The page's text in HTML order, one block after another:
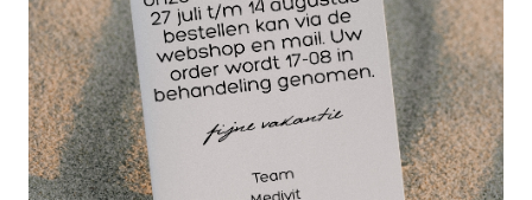
Alcohol doekjes voor
éénmalig gebruik,
geschikt voor kleine
oppervlakken.
Gebruiksaanwijzing Heka Alcohol doekjes: